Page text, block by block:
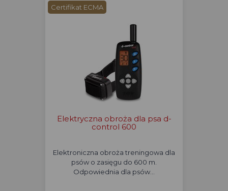
Certifikat ECMA
Elektryczna obroża dla psa d-
control 600
Elektroniczna obroża treningowa dla
psów o zasięgu do 600 m.
Odpowiednia dla psów…